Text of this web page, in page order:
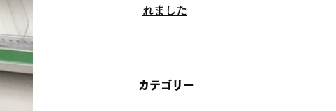
れました
カテゴリー